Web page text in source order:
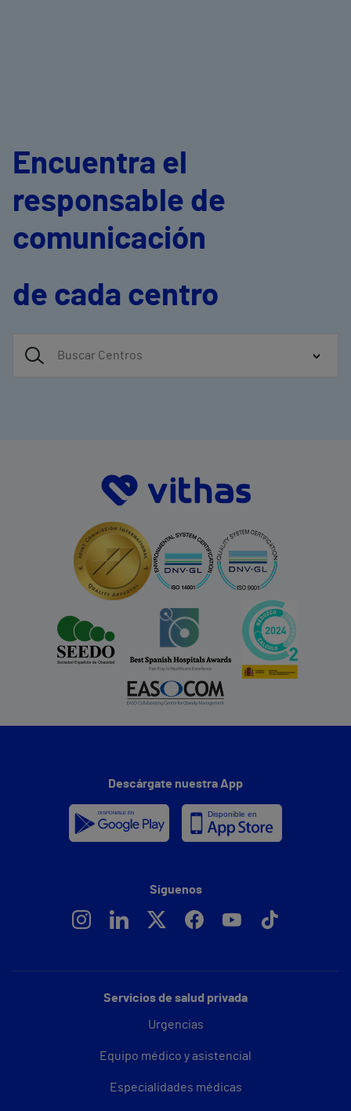
Encuentra el
responsable de
comunicación
de cada centro
Servicios de salud privada
Urgencias
Equipo médico y asistencial
Especialidades médicas
Descárgate nuestra App
Síguenos